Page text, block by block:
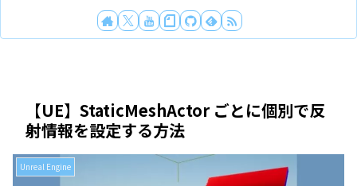
【UE】StaticMeshActor ごとに個別で反
射情報を設定する方法
Unreal Engine